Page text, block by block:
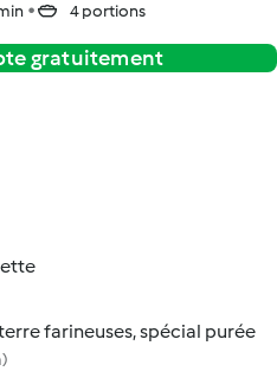
4 portions
gratuitement
farineuses, spécial purée